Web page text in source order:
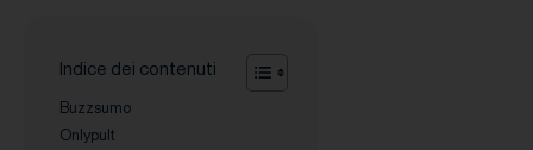
Indice dei contenuti
Buzzsumo
Onlypult